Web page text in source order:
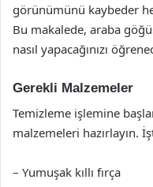
görünümünü kaybeder
Bu makalede, araba
nasıl yapacağınızı
Gerekli Malzemeler
Temizleme işlemine
malzemeleri hazırlayın.
– Yumuşak kıllı fırça